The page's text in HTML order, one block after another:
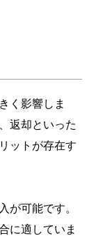
く影響しま
返却といった
ットが存在す
が可能です。
に適していま